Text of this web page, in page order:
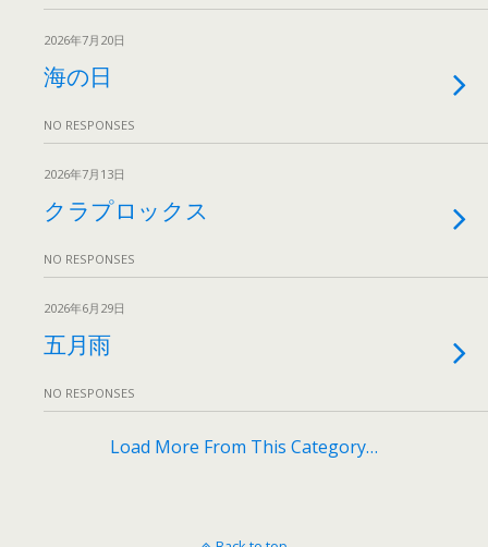
2026年7月20日
海の日
NO RESPONSES
2026年7月13日
クラプロックス
NO RESPONSES
2026年6月29日
五月雨
NO RESPONSES
Load More From This Category…